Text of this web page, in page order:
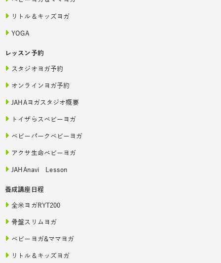
リトル＆キッズヨガ
YOGA
レッスン予約
スタジオヨガ予約
オンラインヨガ予約
JAHAヨガスタジオ概要
トイザらスベビーヨガ
ベビーパークベビーヨガ
アクサ生命ベビーヨガ
JAHAnavi Lesson
養成講座日程
全米ヨガRYT200
骨盤スリムヨガ
ベビーヨガ&ママヨガ
リトル＆キッズヨガ